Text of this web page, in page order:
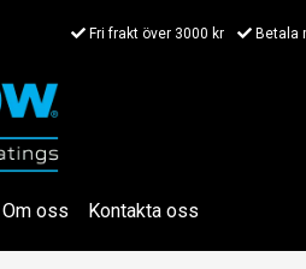
Fri frakt över 3000 kr Betala
Om oss Kontakta oss